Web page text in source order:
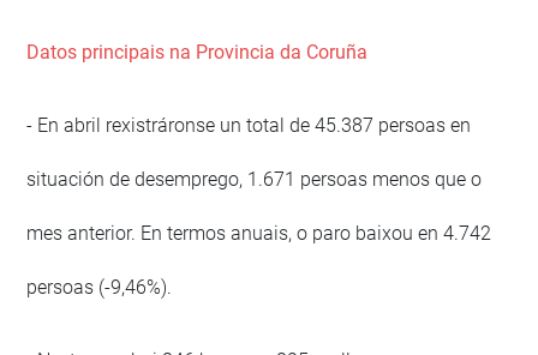
Datos principais na Provincia da Coruña
- En abril rexistráronse un total de 45.387 persoas en
situación de desemprego, 1.671 persoas menos que o
mes anterior. En termos anuais, o paro baixou en 4.742
persoas (-9,46%).